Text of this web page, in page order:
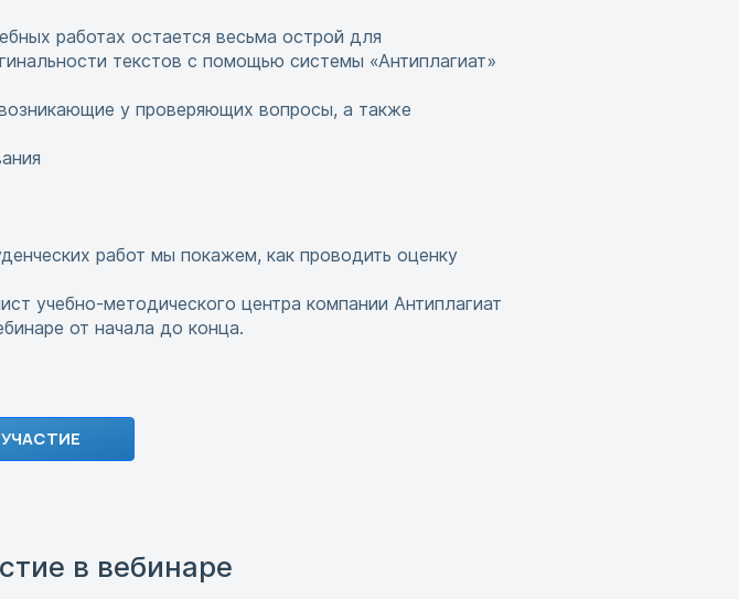
работах остается весьма острой для
текстов с помощью системы «Антиплагиат»
у проверяющих вопросы, а также
работ мы покажем, как проводить оценку
учебно-методического центра компании Антиплагиат
от начала до конца.
в вебинаре